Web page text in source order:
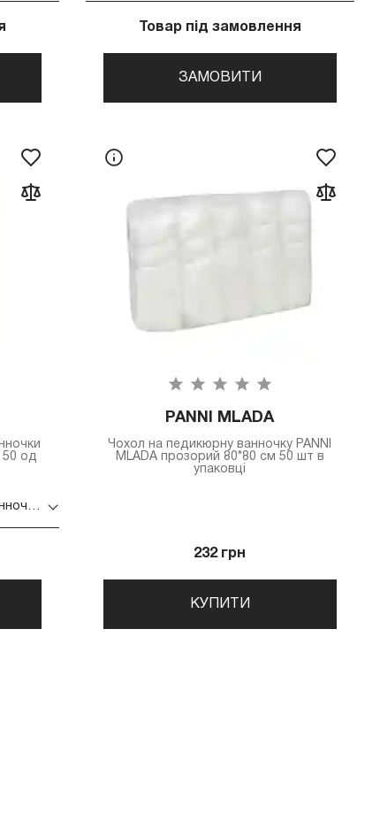
Товар під замовлення
ЗАМОВИТИ
50 од
Чохол PANNI MLADA ПМ для ванночки педикюрної з гумкою 50х70 см 50 од в уп (Прозорий)
PANNI MLADA
Чохол на педикюрну ванночку PANNI
MLADA прозорий 80*80 см 50 шт в
упаковці
232 грн
КУПИТИ